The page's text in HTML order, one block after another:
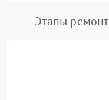
Этапы